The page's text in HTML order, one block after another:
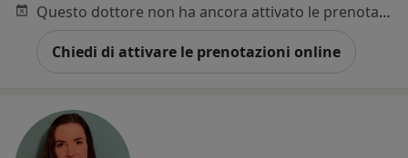
Questo dottore non ha ancora attivato le prenotazioni online presso questo indirizzo.
Chiedi di attivare le prenotazioni online